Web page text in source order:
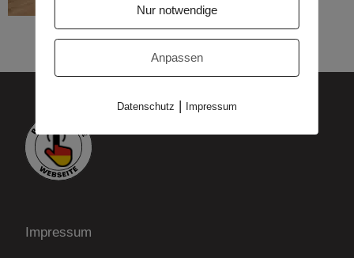
Impressum
Nur notwendige
Anpassen
Datenschutz | Impressum